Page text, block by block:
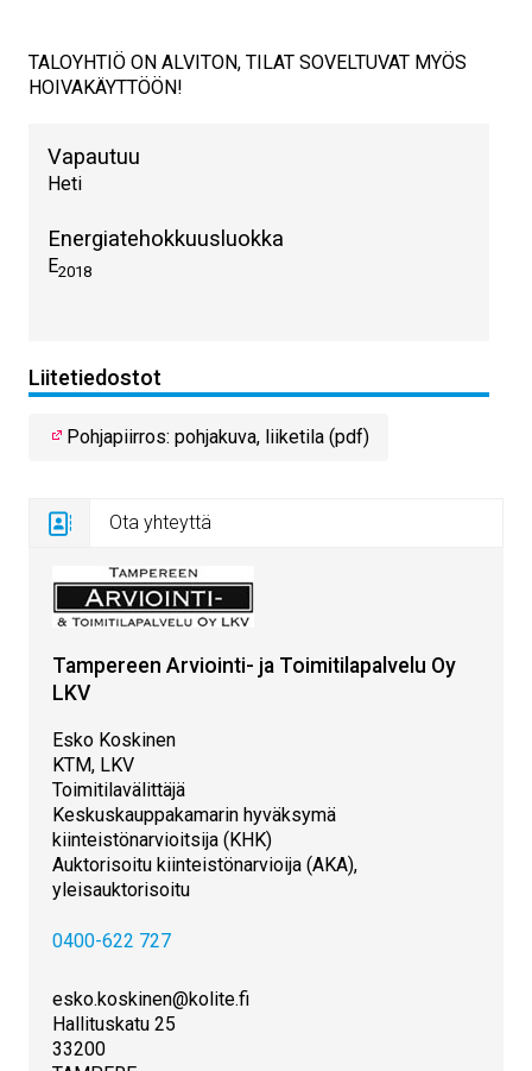
TALOYHTIÖ ON ALVITON, TILAT SOVELTUVAT MYÖS
HOIVAKÄYTTÖÖN!
Vapautuu
Heti
Energiatehokkuusluokka
E2018
Liitetiedostot
Pohjapiirros: pohjakuva, liiketila (pdf)
Ota yhteyttä
Tampereen Arviointi- ja Toimitilapalvelu Oy
LKV
Esko Koskinen
KTM, LKV
Toimitilavälittäjä
Keskuskauppakamarin hyväksymä
kiinteistönarvioitsija (KHK)
Auktorisoitu kiinteistönarvioija (AKA),
yleisauktorisoitu
0400-622 727
esko.koskinen@kolite.fi
Hallituskatu 25
33200